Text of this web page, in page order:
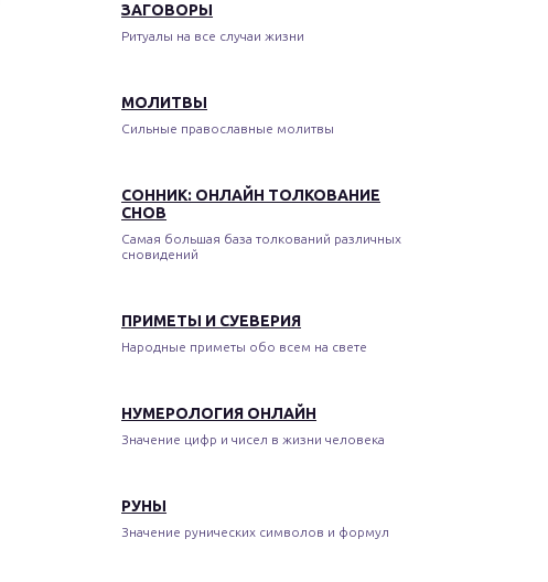
ЗАГОВОРЫ
Ритуалы на все случаи жизни
МОЛИТВЫ
Сильные православные молитвы
СОННИК: ОНЛАЙН ТОЛКОВАНИЕ
СНОВ
Самая большая база толкований различных
сновидений
ПРИМЕТЫ И СУЕВЕРИЯ
Народные приметы обо всем на свете
НУМЕРОЛОГИЯ ОНЛАЙН
Значение цифр и чисел в жизни человека
РУНЫ
Значение рунических символов и формул